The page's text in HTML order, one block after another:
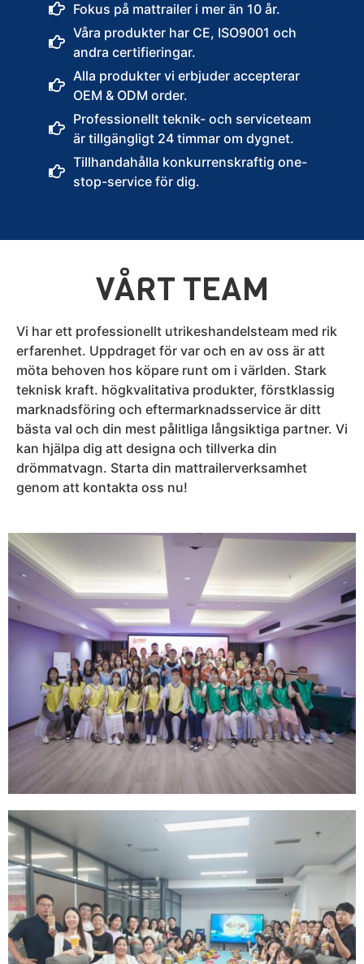
Fokus på mattrailer i mer än 10 år.
Våra produkter har CE, ISO9001 och
andra certifieringar.
Alla produkter vi erbjuder accepterar
OEM & ODM order.
Professionellt teknik- och serviceteam
är tillgängligt 24 timmar om dygnet.
Tillhandahålla konkurrenskraftig one-
stop-service för dig.
VÅRT TEAM
Vi har ett professionellt utrikeshandelsteam med rik
erfarenhet. Uppdraget för var och en av oss är att
möta behoven hos köpare runt om i världen. Stark
teknisk kraft. högkvalitativa produkter, förstklassig
marknadsföring och eftermarknadsservice är ditt
bästa val och din mest pålitliga långsiktiga partner. Vi
kan hjälpa dig att designa och tillverka din
drömmatvagn. Starta din mattrailerverksamhet
genom att kontakta oss nu!